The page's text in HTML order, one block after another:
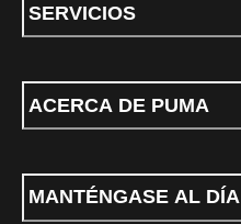
SERVICIOS
ACERCA DE PUMA
MANTÉNGASE AL DÍA